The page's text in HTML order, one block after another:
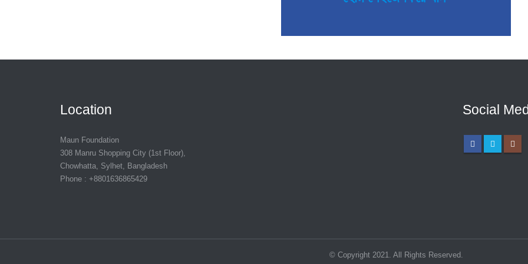
Location
Maun Foundation
308 Manru Shopping City (1st Floor),
Chowhatta, Sylhet, Bangladesh
Phone : +8801636865429
Social
© Copyright 2021. All Rights Reserved.